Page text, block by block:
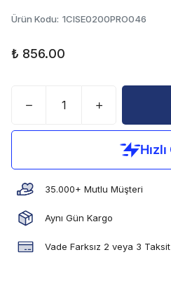
Ürün Kodu: 1CISE0200PRO046
₺ 856.00
35.000+ Mutlu Müşteri
Aynı Gün Kargo
Vade Farksız 2 veya 3 Taksit